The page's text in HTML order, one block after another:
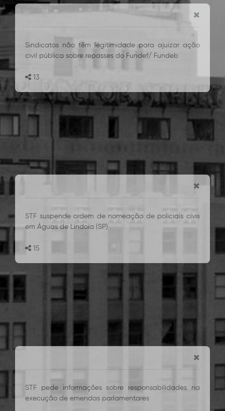
Sindicatos não têm legitimidade para ajuizar ação
civil pública sobre repasses do Fundef/ Fundeb
13
STF suspende ordem de nomeação de policiais civis
em Águas de Lindoia (SP)
15
STF pede informações sobre responsabilidades na
execução de emendas parlamentares